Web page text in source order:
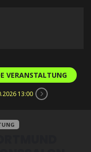
VERANSTALTUNG
13:00